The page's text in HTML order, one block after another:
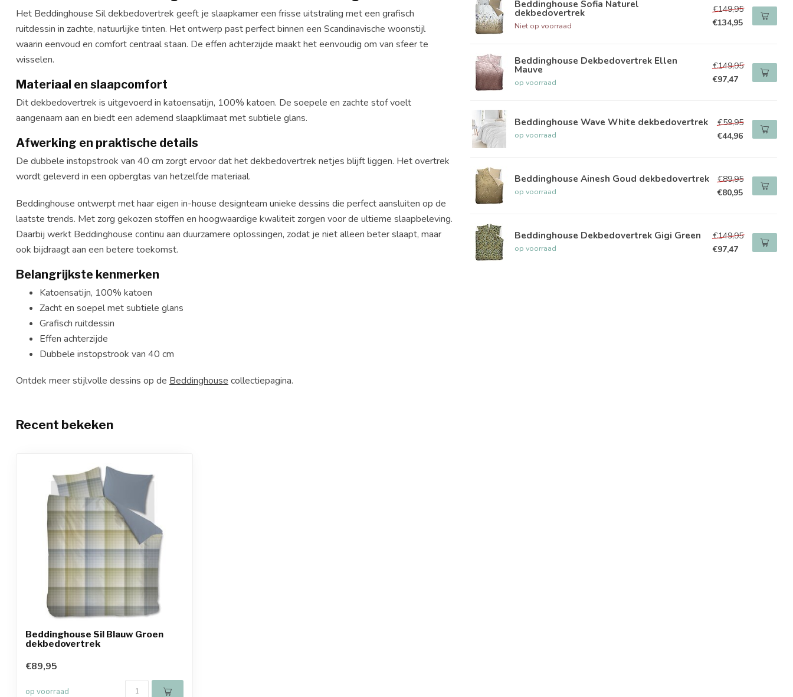
Het Beddinghouse Sil dekbedovertrek geeft je slaapkamer een frisse uitstraling met een grafisch
ruitdessin in zachte, natuurlijke tinten. Het ontwerp past perfect binnen een Scandinavische woonstijl
waarin eenvoud en comfort centraal staan. De effen achterzijde maakt het eenvoudig om van sfeer te
wisselen.
Materiaal en slaapcomfort
Dit dekbedovertrek is uitgevoerd in katoensatijn, 100% katoen. De soepele en zachte stof voelt
aangenaam aan en biedt een ademend slaapklimaat met subtiele glans.
Afwerking en praktische details
De dubbele instopstrook van 40 cm zorgt ervoor dat het dekbedovertrek netjes blijft liggen. Het overtrek
wordt geleverd in een opbergtas van hetzelfde materiaal.
Beddinghouse ontwerpt met haar eigen in-house designteam unieke dessins die perfect aansluiten op de
laatste trends. Met zorg gekozen stoffen en hoogwaardige kwaliteit zorgen voor de ultieme slaapbeleving.
Daarbij werkt Beddinghouse continu aan duurzamere oplossingen, zodat je niet alleen beter slaapt, maar
ook bijdraagt aan een betere toekomst.
Belangrijkste kenmerken
Katoensatijn, 100% katoen
Zacht en soepel met subtiele glans
Grafisch ruitdessin
Effen achterzijde
Dubbele instopstrook van 40 cm
Ontdek meer stijlvolle dessins op de Beddinghouse collectiepagina.
Beddinghouse Sofia Naturel
dekbedovertrek
Niet op voorraad
€149,95
€134,95
Beddinghouse Dekbedovertrek Ellen
Mauve
op voorraad
€149,95
€97,47
Beddinghouse Wave White dekbedovertrek
op voorraad
€59,95
€44,96
Beddinghouse Ainesh Goud dekbedovertrek
op voorraad
€89,95
€80,95
Beddinghouse Dekbedovertrek Gigi Green
op voorraad
€149,95
€97,47
Recent bekeken
Beddinghouse Sil Blauw Groen
dekbedovertrek
€89,95
op voorraad